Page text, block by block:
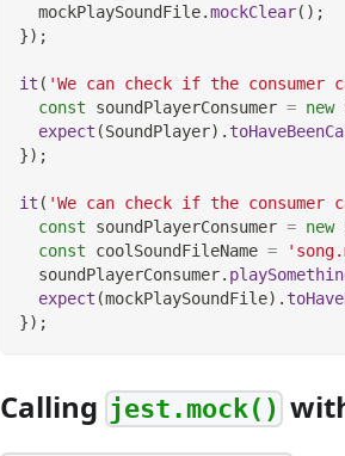
  mockPlaySoundFile
.mockClear( ) ;
}) ;
it ( 'We can check if the
const soundPlayerConsumer = new
expect (SoundPlayer) .
}) ;
it ( 'We can check if the consumer
const soundPlayerConsumer = new
const coolSoundFileName =
  soundPlayerConsumer
.
expect (mockPlaySoundFile) .
}) ;
Calling jest.mock()